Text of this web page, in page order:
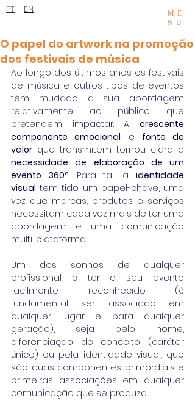
PT | EN
ME
NU
O papel do artwork na promoção
dos festivais de música
Ao longo dos últimos anos os festivais
de música e outros tipos de eventos
têm mudado a sua abordagem
relativamente ao público que
pretendem impactar. A crescente
componente emocional e fonte de
valor
necessidade de elaboração de um
evento 360º. Para tal, a identidade
visual tem tido um papel-chave, uma
vez que marcas, produtos e serviços
necessitam cada vez mais de ter uma
abordagem e uma comunicação
multi-plataforma.
Um dos sonhos de qualquer
profissional é ter o seu evento
facilmente reconhecido (é
fundamental ser associado em
qualquer lugar e para qualquer
geração), seja pelo nome,
diferenciação de conceito (caráter
único) ou pela identidade visual, que
são duas componentes primordiais e
primeiras associações em qualquer
comunicação que se produza.